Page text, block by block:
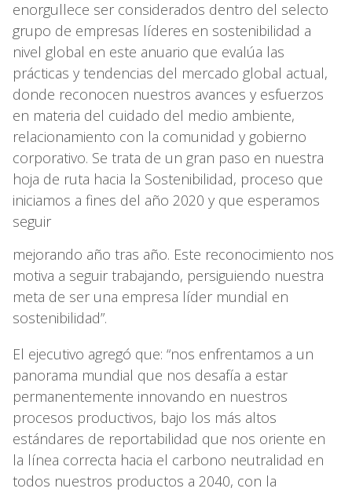
enorgullece ser considerados dentro del selecto
grupo de empresas líderes en sostenibilidad a
nivel global en este anuario que evalúa las
prácticas y tendencias del mercado global actual,
donde reconocen nuestros avances y esfuerzos
en materia del cuidado del medio ambiente,
relacionamiento con la comunidad y gobierno
corporativo. Se trata de un gran paso en nuestra
hoja de ruta hacia la Sostenibilidad, proceso que
iniciamos a fines del año 2020 y que esperamos
seguir
mejorando año tras año. Este reconocimiento nos
motiva a seguir trabajando, persiguiendo nuestra
meta de ser una empresa líder mundial en
sostenibilidad”.
El ejecutivo agregó que: “nos enfrentamos a un
panorama mundial que nos desafía a estar
permanentemente innovando en nuestros
procesos productivos, bajo los más altos
estándares de reportabilidad que nos oriente en
la línea correcta hacia el carbono neutralidad en
todos nuestros productos a 2040, con la